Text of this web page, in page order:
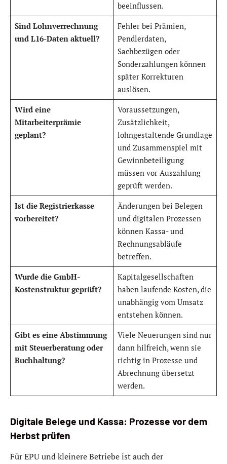
beeinflussen.
Sind Lohnverrechnung
und L16-Daten aktuell?
Fehler bei Prämien,
Pendlerdaten,
Sachbezügen oder
Sonderzahlungen können
später Korrekturen
auslösen.
Wird eine
Mitarbeiterprämie
geplant?
Voraussetzungen,
Zusätzlichkeit,
lohngestaltende Grundlage
und Zusammenspiel mit
Gewinnbeteiligung
müssen vor Auszahlung
geprüft werden.
Ist die Registrierkasse
vorbereitet?
Änderungen bei Belegen
und digitalen Prozessen
können Kassa- und
Rechnungsabläufe
betreffen.
Wurde die GmbH-
Kostenstruktur geprüft?
Kapitalgesellschaften
haben laufende Kosten, die
unabhängig vom Umsatz
entstehen können.
Gibt es eine Abstimmung
mit Steuerberatung oder
Buchhaltung?
Viele Neuerungen sind nur
dann hilfreich, wenn sie
richtig in Prozesse und
Abrechnung übersetzt
werden.
Digitale Belege und Kassa: Prozesse vor dem
Herbst prüfen
Für EPU und kleinere Betriebe ist auch der